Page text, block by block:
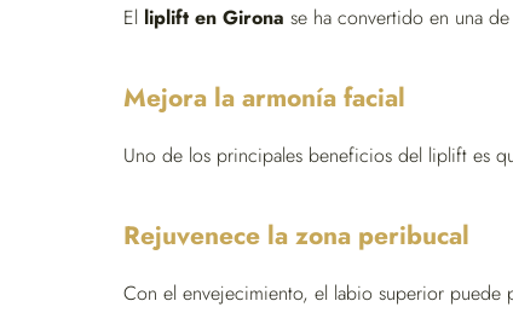
El liplift en Girona se ha convertido en una
Mejora la armonía facial
Uno de los principales beneficios del liplift es
Rejuvenece la zona peribucal
Con el envejecimiento, el labio superior puede